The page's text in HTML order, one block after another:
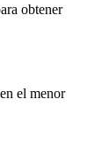
obtener
el menor